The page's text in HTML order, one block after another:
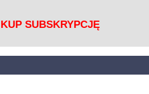
KUP SUBSKRYPCJĘ